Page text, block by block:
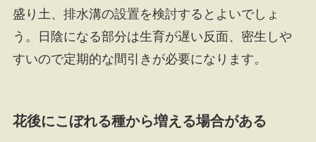
盛り土、排水溝の設置を検討するとよいでしょ
う。日陰になる部分は生育が遅い反面、密生しや
すいので定期的な間引きが必要になります。
花後にこぼれる種から増える場合がある